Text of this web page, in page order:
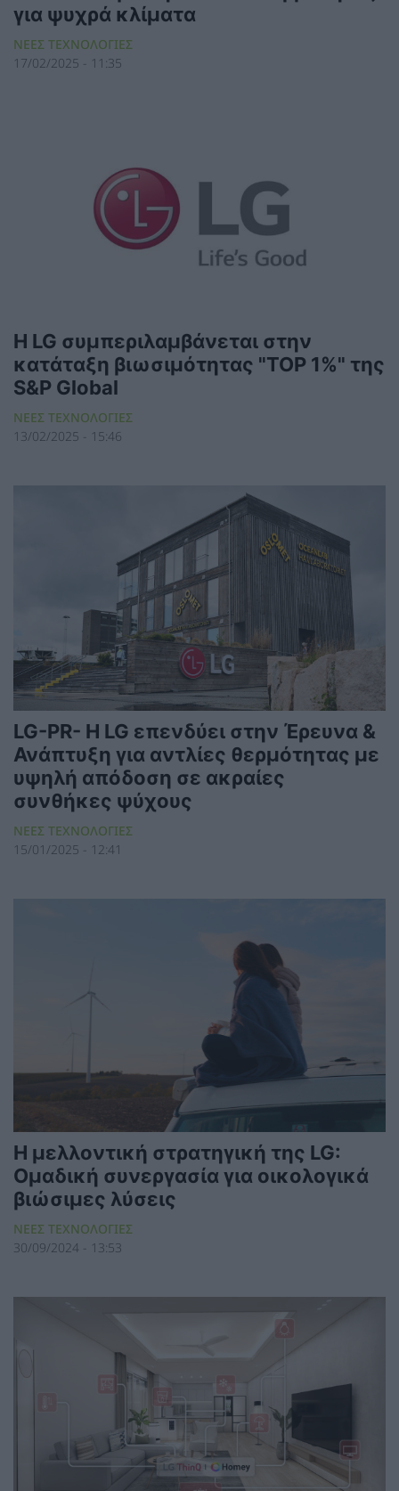
για ψυχρά κλίματα
ΝΕΕΣ ΤΕΧΝΟΛΟΓΙΕΣ
17/02/2025 - 11:35
Η LG συμπεριλαμβάνεται στην
κατάταξη βιωσιμότητας "TOP 1%" της
S&P Global
ΝΕΕΣ ΤΕΧΝΟΛΟΓΙΕΣ
13/02/2025 - 15:46
LG-PR- Η LG επενδύει στην Έρευνα &
Ανάπτυξη για αντλίες θερμότητας με
υψηλή απόδοση σε ακραίες
συνθήκες ψύχους
ΝΕΕΣ ΤΕΧΝΟΛΟΓΙΕΣ
15/01/2025 - 12:41
Η μελλοντική στρατηγική της LG:
Ομαδική συνεργασία για οικολογικά
βιώσιμες λύσεις
ΝΕΕΣ ΤΕΧΝΟΛΟΓΙΕΣ
30/09/2024 - 13:53